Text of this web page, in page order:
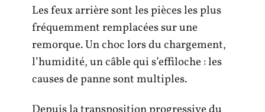
Les feux arrière sont les pièces les plus
fréquemment remplacées sur une
remorque. Un choc lors du chargement,
l’humidité, un câble qui s’effiloche : les
causes de panne sont multiples.